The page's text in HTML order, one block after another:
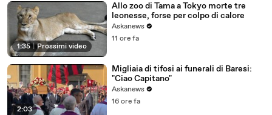
1:35 | Prossimi video
Allo zoo di Tama a Tokyo morte tre
leonesse, forse per colpo di calore
Askanews
11 ore fa
2:03
Migliaia di tifosi ai funerali di Baresi:
"Ciao Capitano"
Askanews
16 ore fa